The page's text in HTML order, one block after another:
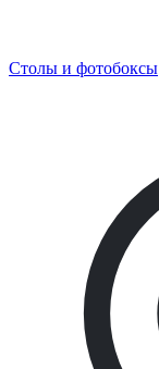
Столы и фотобоксы